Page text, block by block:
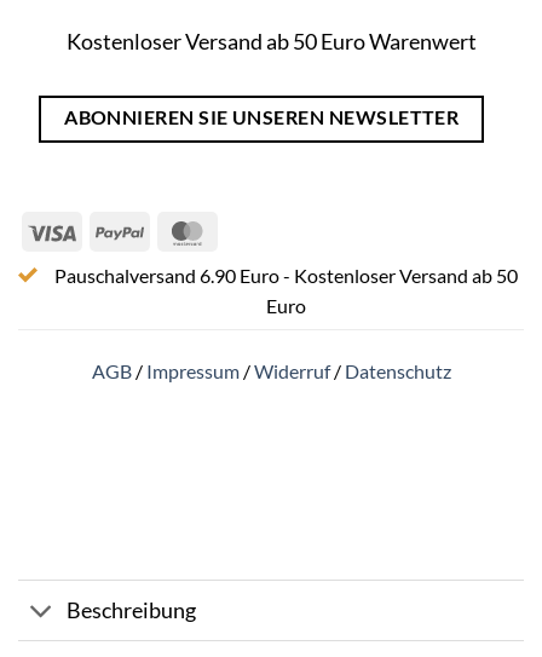
Kostenloser Versand ab 50 Euro Warenwert
ABONNIEREN SIE UNSEREN NEWSLETTER
Visa PayPal
Pauschalversand 6.90 Euro - Kostenloser Versand ab 50
Euro
AGB/ Impressum/Widerruf/ Datenschutz
Beschreibung